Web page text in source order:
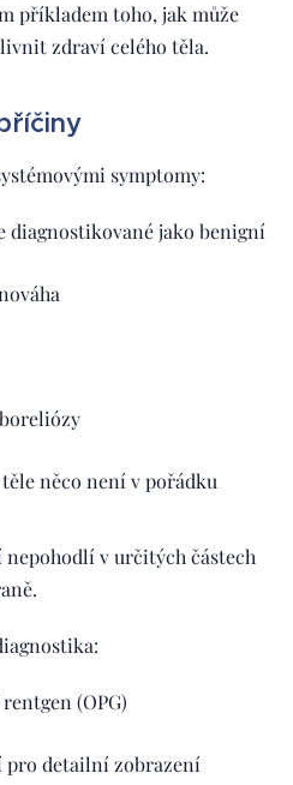
příkladem toho, jak může
zdraví celého těla.
symptomy:
diagnostikované jako benigní
něco není v pořádku
v určitých částech
(OPG)
pro detailní zobrazení